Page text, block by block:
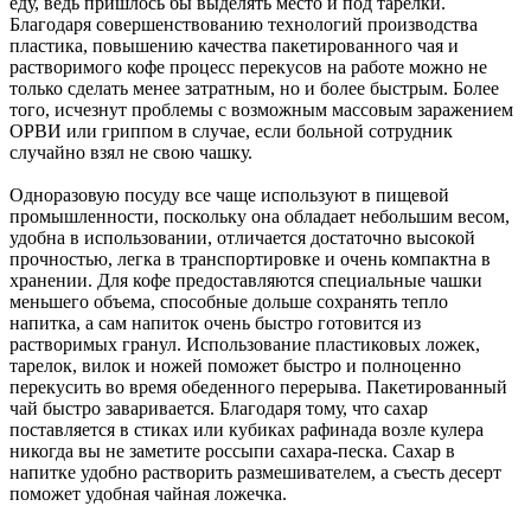
Благодаря совершенствованию технологий производства
пластика, повышению качества пакетированного чая и
растворимого кофе процесс перекусов на работе можно не
только сделать менее затратным, но и более быстрым. Более
того, исчезнут проблемы с возможным массовым заражением
ОРВИ или гриппом в случае, если больной сотрудник
случайно взял не свою чашку.
Одноразовую посуду все чаще используют в пищевой
промышленности, поскольку она обладает небольшим весом,
удобна в использовании, отличается достаточно высокой
прочностью, легка в транспортировке и очень компактна в
хранении. Для кофе предоставляются специальные чашки
меньшего объема, способные дольше сохранять тепло
напитка, а сам напиток очень быстро готовится из
растворимых гранул. Использование пластиковых ложек,
тарелок, вилок и ножей поможет быстро и полноценно
перекусить во время обеденного перерыва. Пакетированный
чай быстро заваривается. Благодаря тому, что сахар
поставляется в стиках или кубиках рафинада возле кулера
никогда вы не заметите россыпи сахара-песка. Сахар в
напитке удобно растворить размешивателем, а съесть десерт
поможет удобная чайная ложечка.